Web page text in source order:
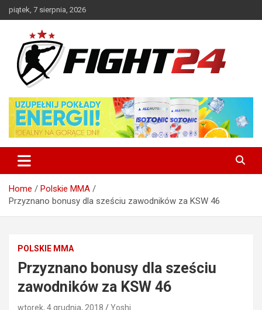
Skip
to
piątek, 7 sierpnia, 2026
FIGHT24.PL – MMA i K-1, UFC
Home
Polskie MMA
Przyznano bonusy dla sześciu zawodników za KSW 46
POLSKIE MMA
Przyznano bonusy dla sześciu
zawodników za KSW 46
wtorek, 4 grudnia, 2018 Yoshi